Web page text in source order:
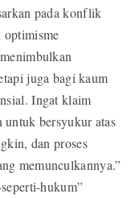
pada konflik
optimisme
juga bagi kaum
Ingat klaim
bersyukur atas
dan proses
memunculkannya.”
hukum”